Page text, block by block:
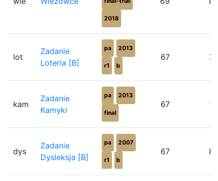
2018
lot
Zadanie
Loteria [B]
pa 2013
r1 b
67
kam
Zadanie
Kamyki
pa 2013
final
67
dys
Zadanie
Dysleksja [B]
pa 2007
r1 b
67